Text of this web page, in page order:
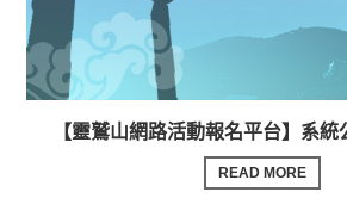
【靈鷲山網路活動報名平台】系
READ MORE